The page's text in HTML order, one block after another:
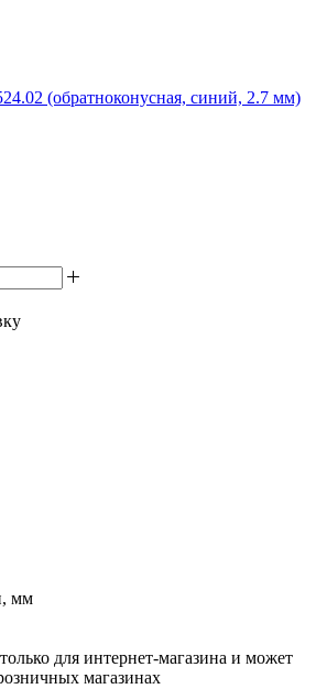
(обратноконусная, синий, 2.7 мм)
мм
для интернет-магазина и может
магазинах